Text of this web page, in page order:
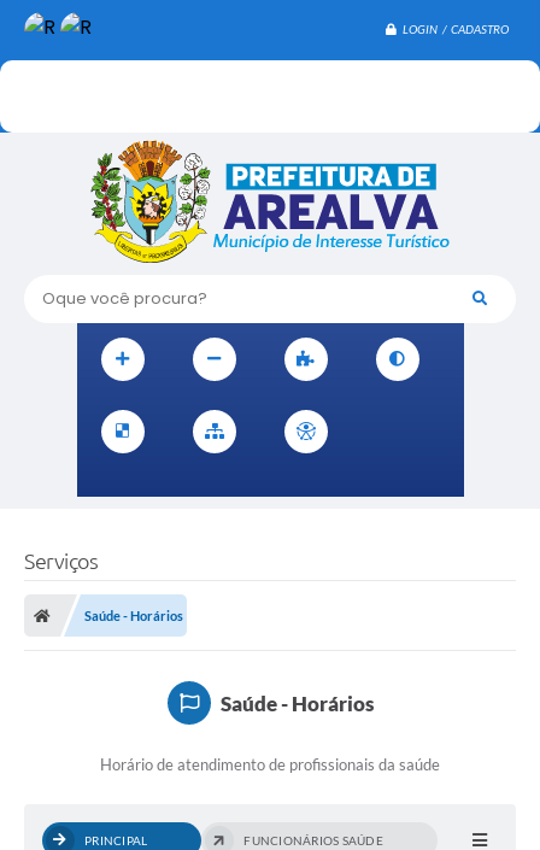
LOGIN / CADASTRO
Oque você procura?
Serviços
Saúde - Horários
Saúde - Horários
Horário de atendimento de profissionais da saúde
PRINCIPAL FUNCIONÁRIOS SAÚDE